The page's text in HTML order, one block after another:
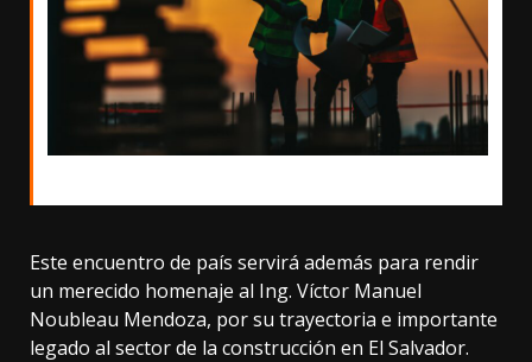
Este encuentro de país servirá además para rendir
un merecido homenaje al Ing. Víctor Manuel
Noubleau Mendoza, por su trayectoria e importante
legado al sector de la construcción en El Salvador.